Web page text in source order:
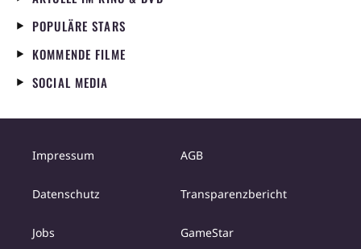
POPULÄRE STARS
KOMMENDE FILME
SOCIAL MEDIA
Impressum AGB
Datenschutz Transparenzbericht
Jobs GameStar